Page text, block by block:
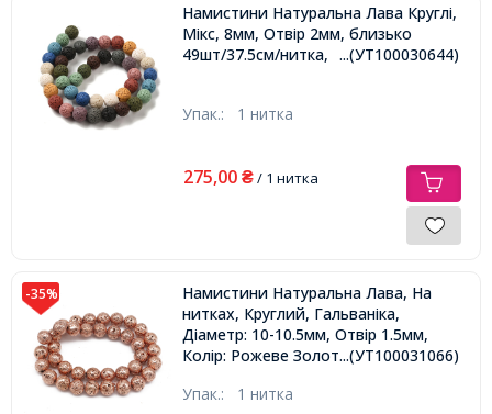
Намистини Натуральна Лава Круглі,
Мікс, 8мм, Отвір 2мм, близько
49шт/37.5см/нитка, ...(УТ100030644)
Упак.: 1 нитка
275,00 ₴/ 1 нитка
-35%
Намистини Натуральна Лава, На
нитках, Круглий, Гальваніка,
Діаметр: 10-10.5мм, Отвір 1.5мм,
Колір: Рожеве Золото, близько
...(УТ100031066)
Упак.: 1 нитка